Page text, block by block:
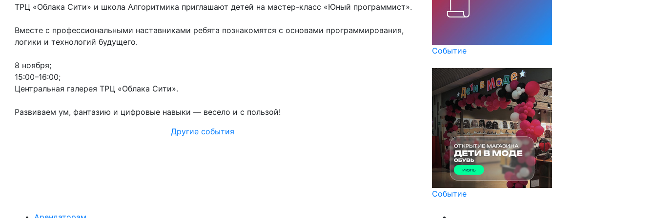
ТРЦ «Облака Сити» и школа Алгоритмика приглашают детей на мастер-класс «Юный программист».
Вместе с профессиональными наставниками ребята познакомятся с основами программирования,
логики и технологий будущего.
8 ноября;
15:00–16:00;
Центральная галерея ТРЦ «Облака Сити».
Развиваем ум, фантазию и цифровые навыки — весело и с пользой!
Другие события
Событие
Событие